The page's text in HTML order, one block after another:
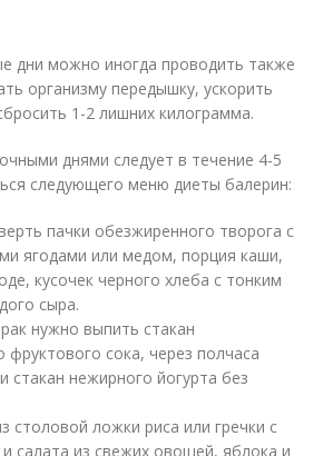
дни можно иногда проводить также
организму передышку, ускорить
1-2 лишних килограмма.
днями следует в течение 4-5
следующего меню диеты балерин:
пачки обезжиренного творога с
ягодами или медом, порция каши,
кусочек черного хлеба с тонким
сыра.
нужно выпить стакан
сока, через полчаса
стакан нежирного йогурта без
столовой ложки риса или гречки с
салата из свежих овощей, яблока и